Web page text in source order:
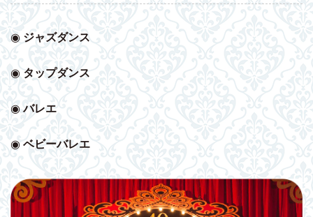
◉ ジャズダンス
◉ タップダンス
◉バレエ
◉ベビーバレエ